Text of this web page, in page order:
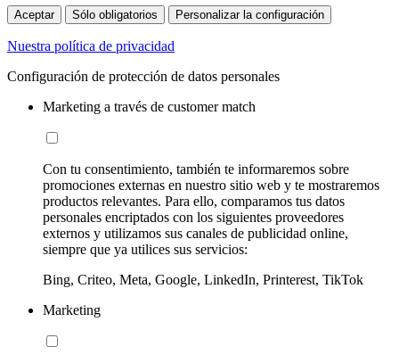
Aceptar Sólo obligatorios Personalizar la configuración
Nuestra política de privacidad
Configuración de protección de datos personales
Marketing a través de customer match
Con tu consentimiento, también te informaremos sobre
promociones externas en nuestro sitio web y te mostraremos
productos relevantes. Para ello, comparamos tus datos
personales encriptados con los siguientes proveedores
externos y utilizamos sus canales de publicidad online,
siempre que ya utilices sus servicios:
Bing, Criteo, Meta, Google, LinkedIn, Printerest, TikTok
Marketing